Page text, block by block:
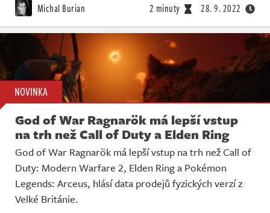
Michal Burian 2 minuty 28. 9. 2022
NOVINKA
God of War Ragnarök má lepší vstup
na trh než Call of Duty a Elden Ring
God of War Ragnarök má lepší vstup na trh než Call of
Duty: Modern Warfare 2, Elden Ring a Pokémon
Legends: Arceus, hlásí data prodejů fyzických verzí z
Velké Británie.